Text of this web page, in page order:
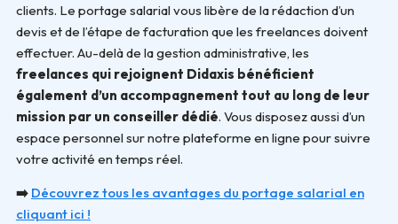
clients. Le portage salarial vous libère de la rédaction d’un
devis et de l’étape de facturation que les freelances doivent
effectuer. Au-delà de la gestion administrative, les
freelances qui rejoignent Didaxis bénéficient
également d’un accompagnement tout au long de leur
mission par un conseiller dédié. Vous disposez aussi d’un
espace personnel sur notre plateforme en ligne pour suivre
votre activité en temps réel.
➡️ Découvrez tous les avantages du portage salarial en
cliquant ici !